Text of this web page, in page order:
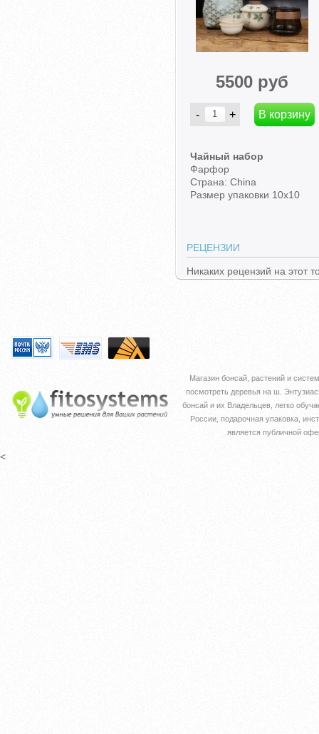
5500 руб
Чайный набор
Фарфор
Страна: China
Размер упаковки 10х10
РЕЦЕНЗИИ
Никаких рецензий на этот
Магазин бонсай, растений и
посмотреть деревья на ш.
бонсай и их Владельцев, легко
России, подарочная упаковка,
является публичной
<